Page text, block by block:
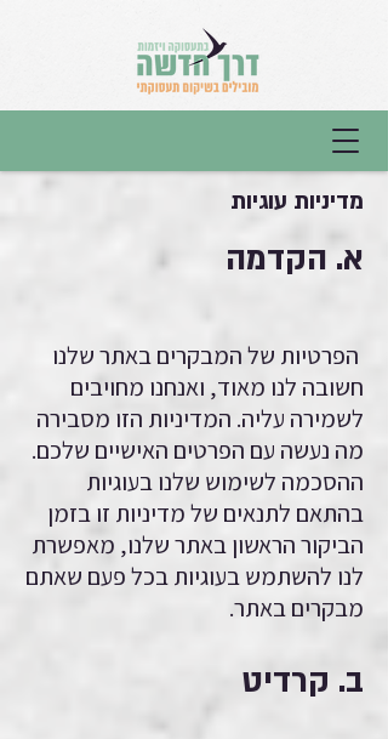
מדיניות עוגיות
א. הקדמה
הפרטיות של המבקרים באתר שלנו
חשובה לנו מאוד, ואנחנו מחויבים
לשמירה עליה. המדיניות הזו מסבירה
מה נעשה עם הפרטים האישיים שלכם.
ההסכמה לשימוש שלנו בעוגיות
בהתאם לתנאים של מדיניות זו בזמן
הביקור הראשון באתר שלנו, מאפשרת
לנו להשתמש בעוגיות בכל פעם שאתם
מבקרים באתר.
ב. קרדיט